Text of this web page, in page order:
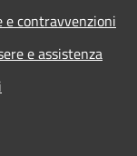
e contravvenzioni
e assistenza